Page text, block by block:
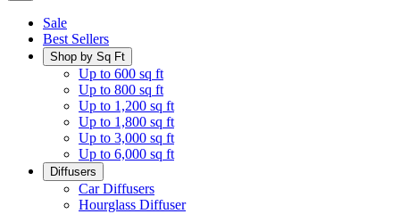
Sale
Best Sellers
Shop by Sq Ft
Up to 600 sq ft
Up to 800 sq ft
Up to 1,200 sq ft
Up to 1,800 sq ft
Up to 3,000 sq ft
Up to 6,000 sq ft
Diffusers
Car Diffusers
Hourglass Diffuser